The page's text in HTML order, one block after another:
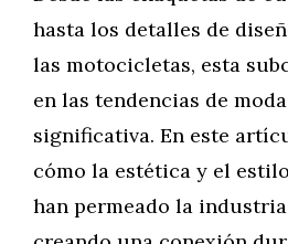
hasta los detalles de
las motocicletas, esta
en las tendencias de
significativa. En este
cómo la estética y el
han permeado la